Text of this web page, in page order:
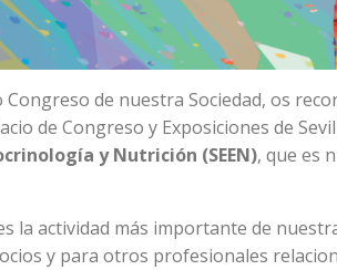
de nuestra Sociedad, os
de Congreso y Exposiciones de
y Nutrición (SEEN), que es
la actividad más importante de
y para otros profesionales